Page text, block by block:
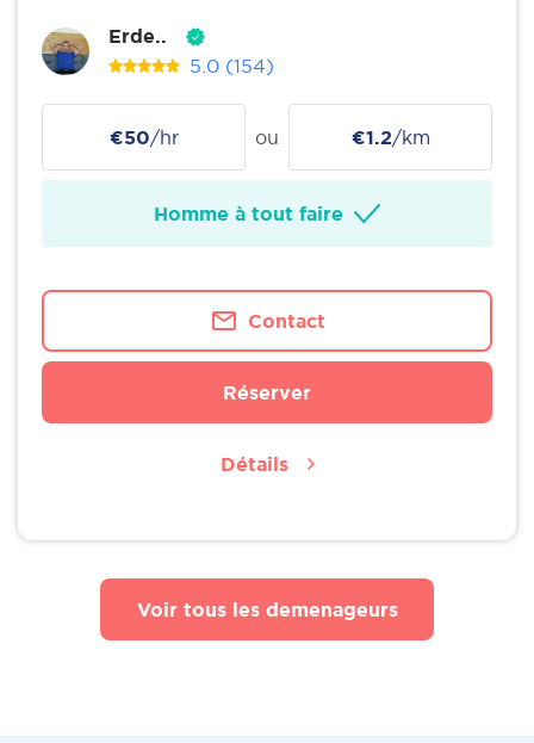
Erde..
5.0 (154)
€50/hr ou €1.2/km
Homme à tout faire
Contact
Réserver
Détails
Voir tous les demenageurs